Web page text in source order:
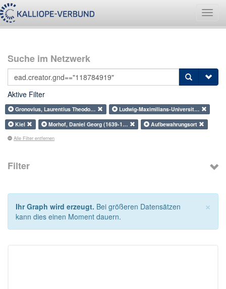
Suche im Netzwerk
Aktive Filter
Gronovius, Laurentius Theodo…
Ludwig-Maximilians-Universit…
Kiel
Morhof, Daniel Georg (1639-1… Aufbewahrungsort
Alle Filter entfernen
Filter
×
Ihr Graph wird erzeugt. Bei größeren Datensätzen
kann dies einen Moment dauern.